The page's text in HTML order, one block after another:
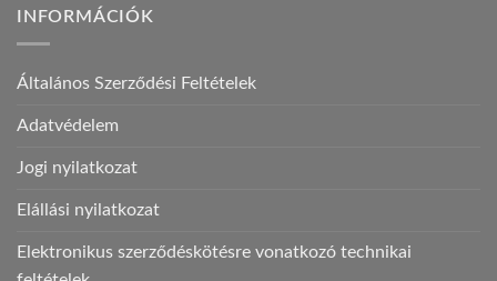
INFORMÁCIÓK
Általános Szerződési Feltételek
Adatvédelem
Jogi nyilatkozat
Elállási nyilatkozat
Elektronikus szerződéskötésre vonatkozó technikai